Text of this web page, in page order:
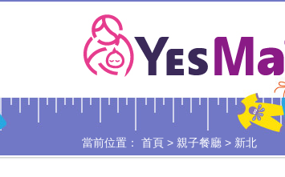
當前位置： 首頁 > 親子餐廳 > 新北